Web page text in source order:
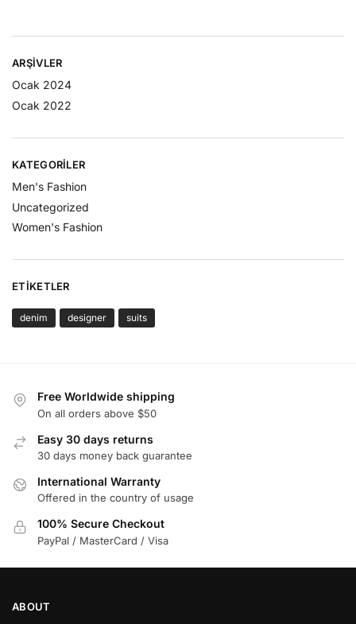
ARŞIVLER
Ocak 2024
Ocak 2022
KATEGORILER
Men's Fashion
Uncategorized
Women's Fashion
ETIKETLER
denim designer suits
Free Worldwide shipping
On all orders above $50
Easy 30 days returns
30 days money back guarantee
International Warranty
Offered in the country of usage
100% Secure Checkout
PayPal / MasterCard / Visa
ABOUT